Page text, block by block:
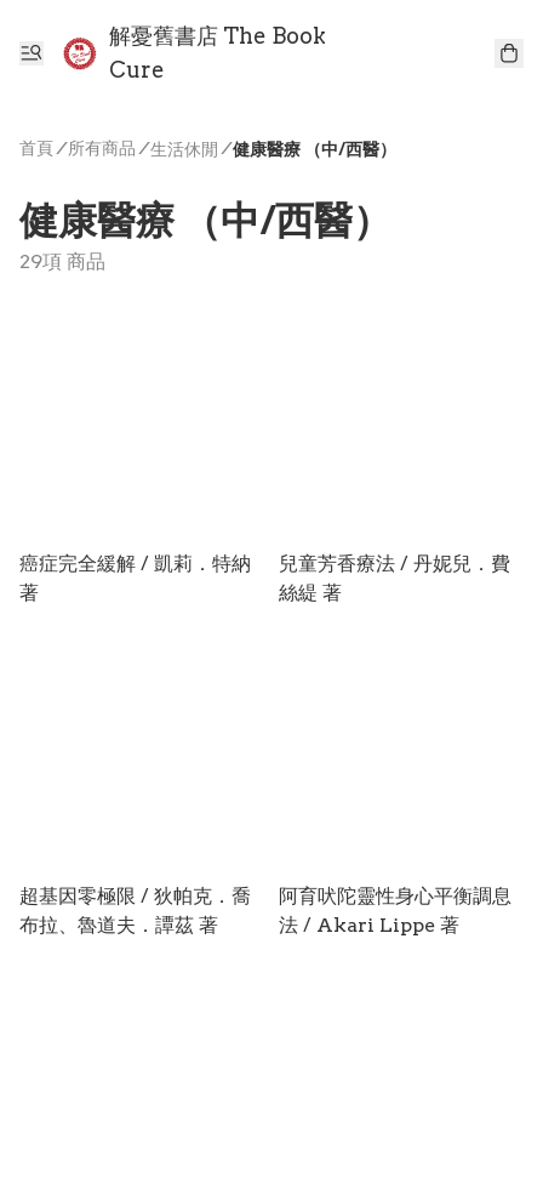
解憂舊書店 The Book
Cure
首頁/ 所有商品 /生活休閒 /健康醫療 （中/西醫）
健康醫療 （中/西醫）
29項 商品
癌症完全緩解 / 凱莉．特納
著
兒童芳香療法 / 丹妮兒．費
絲緹 著
超基因零極限 / 狄帕克．喬
布拉、魯道夫．譚茲 著
阿育吠陀靈性身心平衡調息
法 / Akari Lippe 著